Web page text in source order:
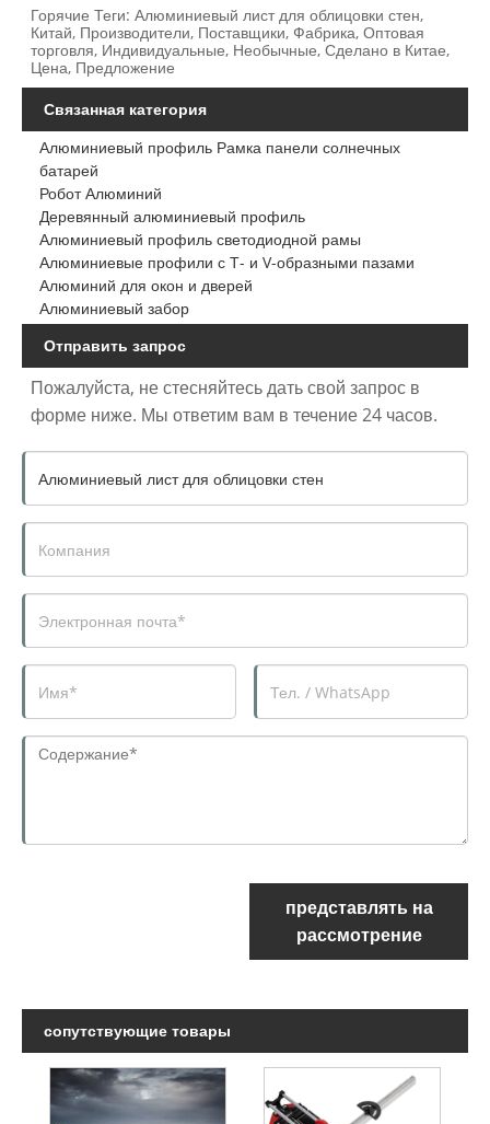
Горячие Теги: Алюминиевый лист для облицовки стен,
Китай, Производители, Поставщики, Фабрика, Оптовая
торговля, Индивидуальные, Необычные, Сделано в Китае,
Цена, Предложение
Связанная категория
Алюминиевый профиль Рамка панели солнечных
батарей
Робот Алюминий
Деревянный алюминиевый профиль
Алюминиевый профиль светодиодной рамы
Алюминиевые профили с Т- и V-образными пазами
Алюминий для окон и дверей
Алюминиевый забор
Отправить запрос
Пожалуйста, не стесняйтесь дать свой запрос в
форме ниже. Мы ответим вам в течение 24 часов.
представлять на
рассмотрение
сопутствующие товары